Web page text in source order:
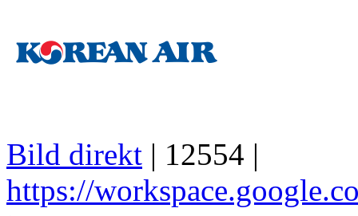
Bild direkt | 12554 |
https://